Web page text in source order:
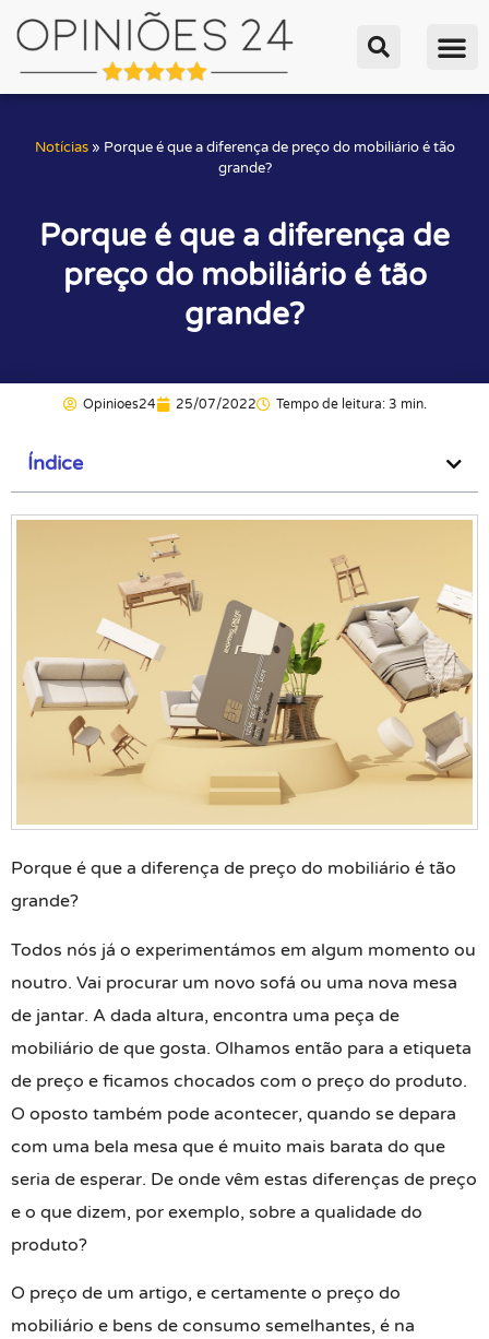
Notícias» Porque é que a diferença de preço do mobiliário é tão
grande?
Porque é que a diferença de
preço do mobiliário é tão
grande?
Opinioes24 25/07/2022 Tempo de leitura: 3 min.
Índice
Porque é que a diferença de preço do mobiliário é tão
grande?
Todos nós já o experimentámos em algum momento ou
noutro. Vai procurar um novo sofá ou uma nova mesa
de jantar. A dada altura, encontra uma peça de
mobiliário de que gosta. Olhamos então para a etiqueta
de preço e ficamos chocados com o preço do produto.
O oposto também pode acontecer, quando se depara
com uma bela mesa que é muito mais barata do que
seria de esperar. De onde vêm estas diferenças de preço
e o que dizem, por exemplo, sobre a qualidade do
produto?
O preço de um artigo, e certamente o preço do
mobiliário e bens de consumo semelhantes, é na